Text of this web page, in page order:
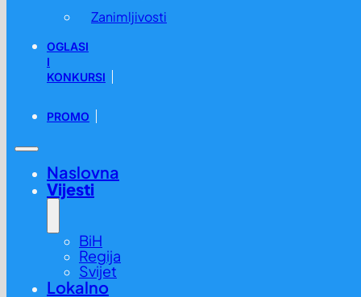
Zanimljivosti
OGLASI
I
KONKURSI
PROMO
Naslovna
Vijesti
BiH
Regija
Svijet
Lokalno